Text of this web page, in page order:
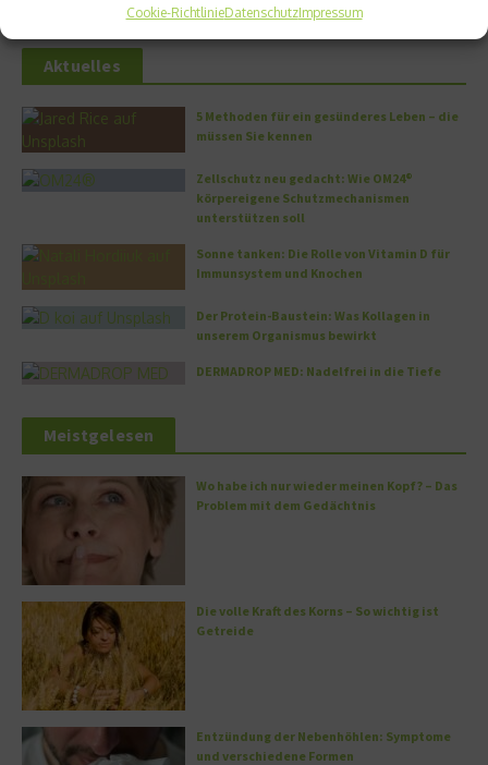
Cookie-RichtlinieDatenschutzImpressum
Aktuelles
5 Methoden für ein gesünderes Leben – die
müssen Sie kennen
Zellschutz neu gedacht: Wie OM24®
körpereigene Schutzmechanismen
unterstützen soll
Sonne tanken: Die Rolle von Vitamin D für
Immunsystem und Knochen
Der Protein-Baustein: Was Kollagen in
unserem Organismus bewirkt
DERMADROP MED: Nadelfrei in die Tiefe
Meistgelesen
Wo habe ich nur wieder meinen Kopf? – Das
Problem mit dem Gedächtnis
Die volle Kraft des Korns – So wichtig ist
Getreide
Entzündung der Nebenhöhlen: Symptome
und verschiedene Formen